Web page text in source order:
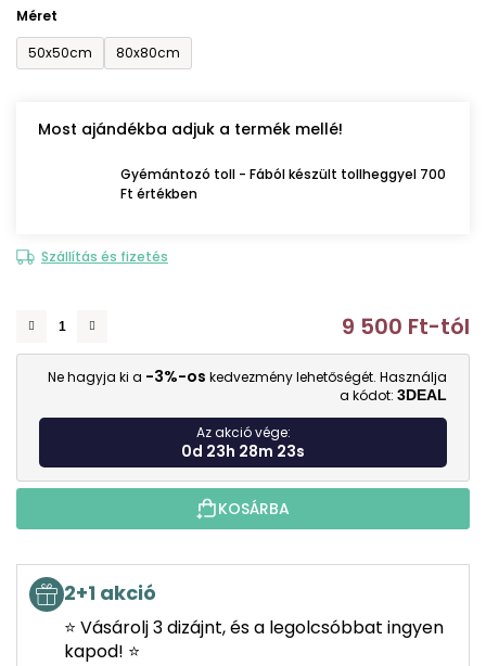
Méret
50x50cm
80x80cm
Most ajándékba adjuk a termék mellé!
Gyémántozó toll - Fából készült tollheggyel 700
Ft értékben
Szállítás és fizetés
9 500 Ft-tól
Ne hagyja ki a -3%-os kedvezmény lehetőségét. Használja
a kódot: 3DEAL
Az akció vége:
0d 23h 28m 22s
KOSÁRBA
2+1 akció
⭐ Vásárolj 3 dizájnt, és a legolcsóbbat ingyen
kapod! ⭐